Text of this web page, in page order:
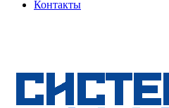
Контакты